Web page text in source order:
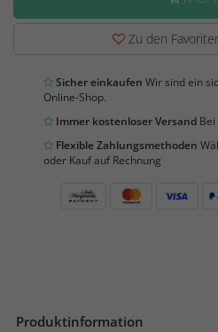
Zu den
Sicher einkaufen Wir sind ein
Online-Shop.
Immer kostenloser Versand
Flexible Zahlungsmethoden
oder Kauf auf Rechnung
Produktinformation